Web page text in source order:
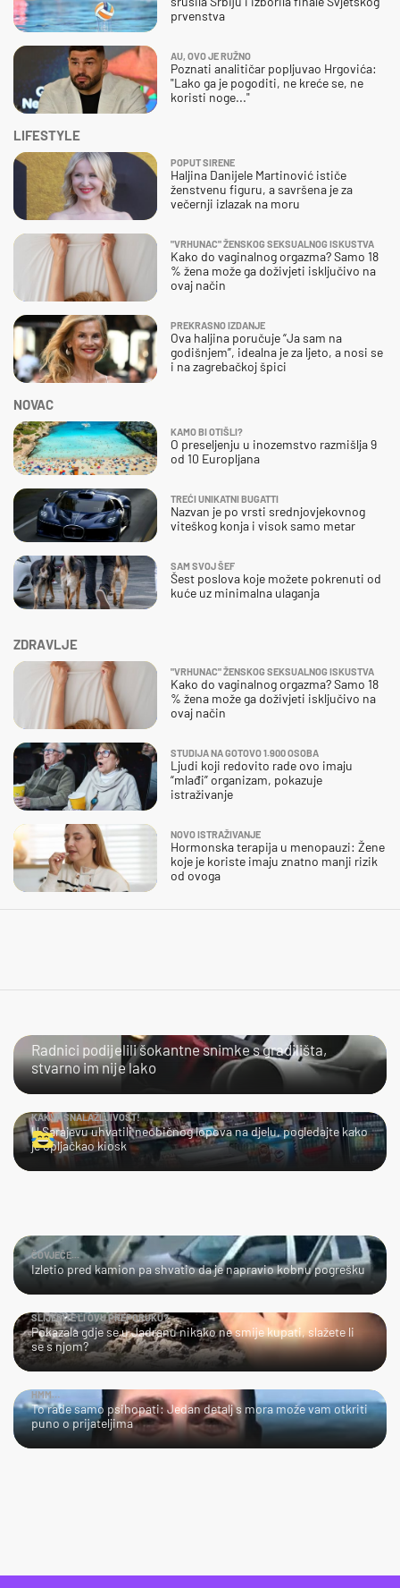
ZDRAVLJE
"VRHUNAC" ŽENSKOG SEKSUALNOG ISKUSTVA
Kako do vaginalnog orgazma? Samo 18
% žena može ga doživjeti isključivo na
ovaj način
STUDIJA NA GOTOVO 1.900 OSOBA
Ljudi koji redovito rade ovo imaju
“mlađi” organizam, pokazuje
istraživanje
NOVO ISTRAŽIVANJE
Hormonska terapija u menopauzi: Žene
koje je koriste imaju znatno manji rizik
od ovoga
prvenstva
AU, OVO JE RUŽNO
Poznati analitičar popljuvao Hrgovića:
"Lako ga je pogoditi, ne kreće se, ne
koristi noge..."
NOVAC
KAMO BI OTIŠLI?
O preseljenju u inozemstvo razmišlja 9
od 10 Europljana
TREĆI UNIKATNI BUGATTI
Nazvan je po vrsti srednjovjekovnog
viteškog konja i visok samo metar
SAM SVOJ ŠEF
Šest poslova koje možete pokrenuti od
kuće uz minimalna ulaganja
LIFESTYLE
POPUT SIRENE
Haljina Danijele Martinović ističe
ženstvenu figuru, a savršena je za
večernji izlazak na moru
"VRHUNAC" ŽENSKOG SEKSUALNOG ISKUSTVA
Kako do vaginalnog orgazma? Samo 18
% žena može ga doživjeti isključivo na
ovaj način
PREKRASNO IZDANJE
Ova haljina poručuje “Ja sam na
godišnjem”, idealna je za ljeto, a nosi se
i na zagrebačkoj špici
Radnici podijelili šokantne snimke s gradilišta,
stvarno im nije lako
KAKVA SNALAŽLJIVOST!
U Sarajevu uhvatili neobičnog lopova na djelu, pogledajte kako
je opljačkao kiosk
ČOVJEČE...
Izletio pred kamion pa shvatio da je napravio kobnu pogrešku
SLIJEDITE LI OVU PREPORUKU?
Pokazala gdje se u Jadranu nikako ne smije kupati, slažete li
se s njom?
HMM…
To rade samo psihopati: Jedan detalj s mora može vam otkriti
puno o prijateljima